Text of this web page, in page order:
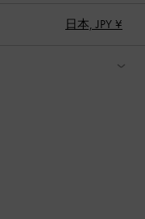
日本, JPY ¥